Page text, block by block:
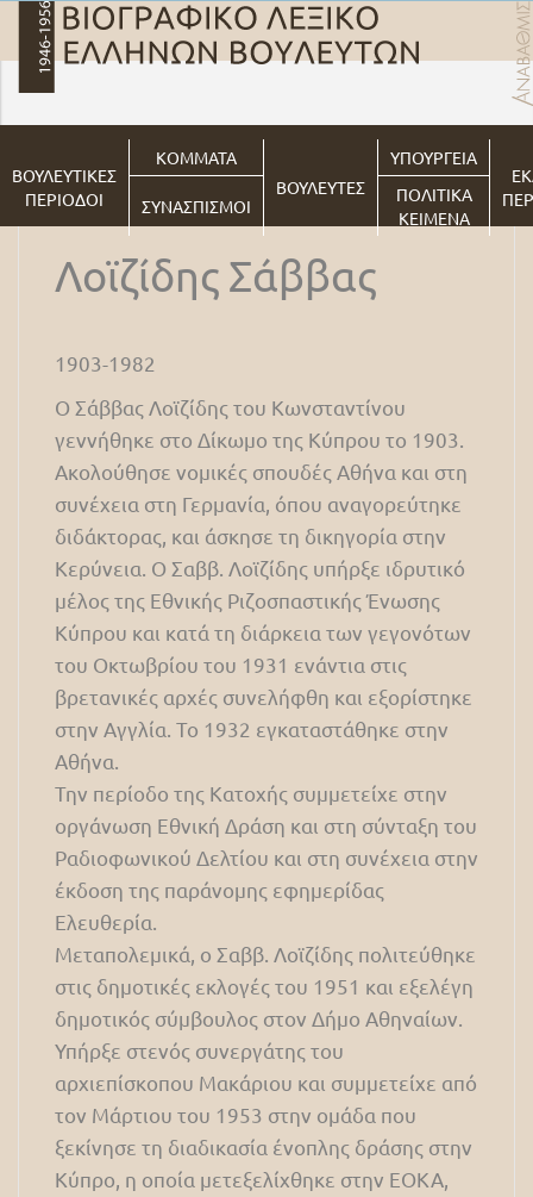
ΒΟΥΛΕΥΤΙΚΕΣ
ΠΕΡΙΟΔΟΙ
ΚΟΜΜΑΤΑ
ΒΟΥΛΕΥΤΕΣ
ΥΠΟΥΡΓΕΙΑ
ΣΥΝΑΣΠΙΣΜΟΙ
ΠΟΛΙΤΙΚΑ
ΚΕΙΜΕΝΑ
Λοϊζίδης Σάββας
1903-1982
Ο Σάββας Λοϊζίδης του Κωνσταντίνου
γεννήθηκε στο Δίκωμο της Κύπρου το 1903.
Ακολούθησε νομικές σπουδές Αθήνα και στη
συνέχεια στη Γερμανία, όπου αναγορεύτηκε
διδάκτορας, και άσκησε τη δικηγορία στην
Κερύνεια. Ο Σαββ. Λοϊζίδης υπήρξε ιδρυτικό
μέλος της Εθνικής Ριζοσπαστικής Ένωσης
Κύπρου και κατά τη διάρκεια των γεγονότων
του Οκτωβρίου του 1931 ενάντια στις
βρετανικές αρχές συνελήφθη και εξορίστηκε
στην Αγγλία. Το 1932 εγκαταστάθηκε στην
Αθήνα.
Την περίοδο της Κατοχής συμμετείχε στην
οργάνωση Εθνική Δράση και στη σύνταξη του
Ραδιοφωνικού Δελτίου και στη συνέχεια στην
έκδοση της παράνομης εφημερίδας
Ελευθερία.
Μεταπολεμικά, ο Σαββ. Λοϊζίδης πολιτεύθηκε
στις δημοτικές εκλογές του 1951 και εξελέγη
δημοτικός σύμβουλος στον Δήμο Αθηναίων.
Υπήρξε στενός συνεργάτης του
αρχιεπίσκοπου Μακάριου και συμμετείχε από
τον Μάρτιου του 1953 στην ομάδα που
ξεκίνησε τη διαδικασία ένοπλης δράσης στην
Κύπρο, η οποία μετεξελίχθηκε στην ΕΟΚΑ,